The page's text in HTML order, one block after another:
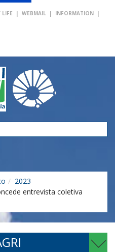
| WEBMAIL | INFORMATION |
2023
entrevista coletiva